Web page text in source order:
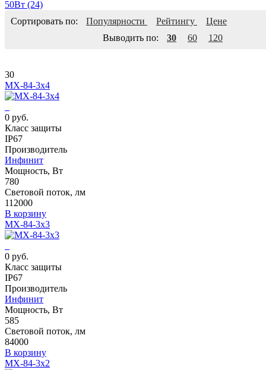
50Вт (24)
Сортировать по:
Популярности Рейтингу
Цене
Выводить по:
30 60 120
30
MX-84-3x4
0 руб.
Класс защиты
IP67
Производитель
Инфинит
Мощность, Вт
780
Световой поток, лм
112000
В корзину
MX-84-3x3
0 руб.
Класс защиты
IP67
Производитель
Инфинит
Мощность, Вт
585
Световой поток, лм
84000
В корзину
MX-84-3x2